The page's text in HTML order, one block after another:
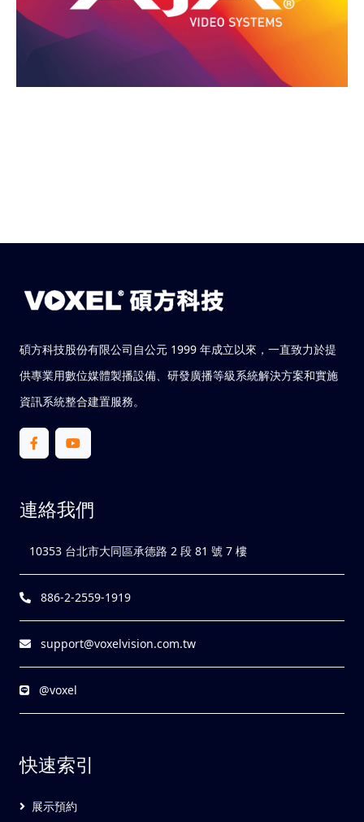
碩方科技股份有限公司自公元 1999 年成立以來，一直致力於提
供專業用數位媒體製播設備、研發廣播等級系統解決方案和實施
資訊系統整合建置服務。
連絡我們
10353 台北市大同區承德路 2 段 81 號 7 樓
886-2-2559-1919
support@voxelvision.com.tw
@voxel
快速索引
展示預約